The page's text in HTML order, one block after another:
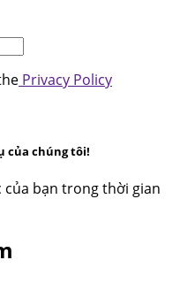
Privacy Policy
của chúng tôi!
của bạn trong thời gian